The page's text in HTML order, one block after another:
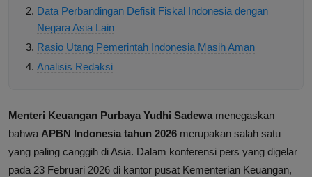
Data Perbandingan Defisit Fiskal Indonesia dengan
Negara Asia Lain
Rasio Utang Pemerintah Indonesia Masih Aman
Analisis Redaksi
Menteri Keuangan Purbaya Yudhi Sadewa menegaskan
bahwa APBN Indonesia tahun 2026 merupakan salah satu
yang paling canggih di Asia. Dalam konferensi pers yang digelar
pada 23 Februari 2026 di kantor pusat Kementerian Keuangan,